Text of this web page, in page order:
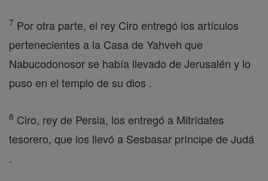
7 Por otra parte, el rey Ciro entregó los artículos
pertenecientes a la Casa de Yahveh que
Nabucodonosor se había llevado de Jerusalén y lo
puso en el templo de su dios .
8 Ciro, rey de Persia, los entregó a Mitrídates
tesorero, que los llevó a Sesbasar príncipe de Judá
.